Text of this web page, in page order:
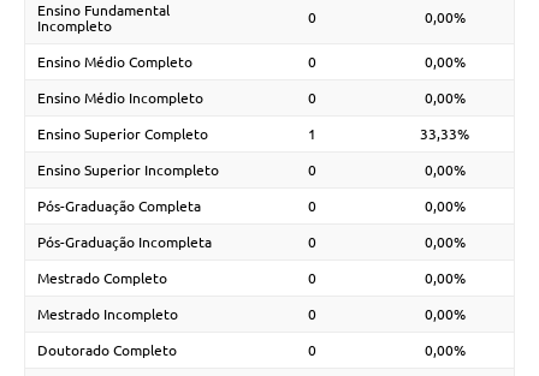
Ensino Fundamental
Incompleto
0 0,00%
Ensino Médio Completo 0 0,00%
Ensino Médio Incompleto 0 0,00%
Ensino Superior Completo 1 33,33%
Ensino Superior Incompleto 0 0,00%
Pós-Graduação Completa 0 0,00%
Pós-Graduação Incompleta 0 0,00%
Mestrado Completo 0 0,00%
Mestrado Incompleto 0 0,00%
Doutorado Completo 0 0,00%